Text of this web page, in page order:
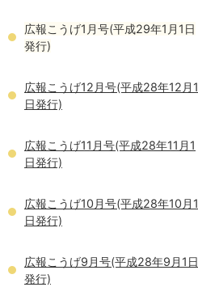
広報こうげ1月号(平成29年1月1日
発行)
広報こうげ12月号(平成28年12月1
日発行)
広報こうげ11月号(平成28年11月1
日発行)
広報こうげ10月号(平成28年10月1
日発行)
広報こうげ9月号(平成28年9月1日
発行)